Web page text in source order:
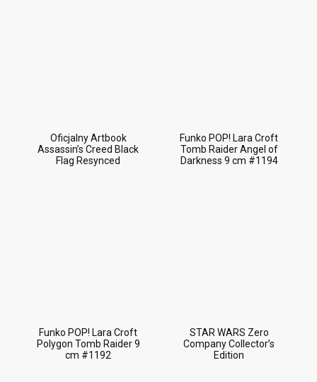
Oficjalny Artbook
Assassin’s Creed Black
Flag Resynced
Funko POP! Lara Croft
Tomb Raider Angel of
Darkness 9 cm #1194
Funko POP! Lara Croft
Polygon Tomb Raider 9
cm #1192
STAR WARS Zero
Company Collector’s
Edition